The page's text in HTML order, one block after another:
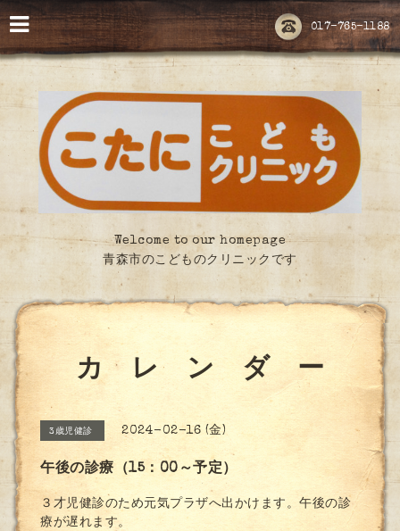
017-765-1188
Welcome to our homepage
青森市のこどものクリニックです
カ レ ン ダ ー
3歳児健診 2024-02-16 (金)
午後の診療（15：00～予定）
３才児健診のため元気プラザへ出かけます。午後の診
療が遅れます。